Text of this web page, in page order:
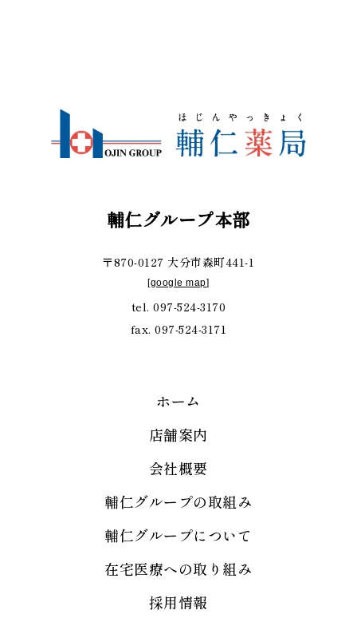
輔仁グループ本部
〒870-0127 大分市森町441-1
[google map]
tel. 097-524-3170
fax. 097-524-3171
ホーム
店舗案内
会社概要
輔仁グループの取組み
輔仁グループについて
在宅医療への取り組み
採用情報